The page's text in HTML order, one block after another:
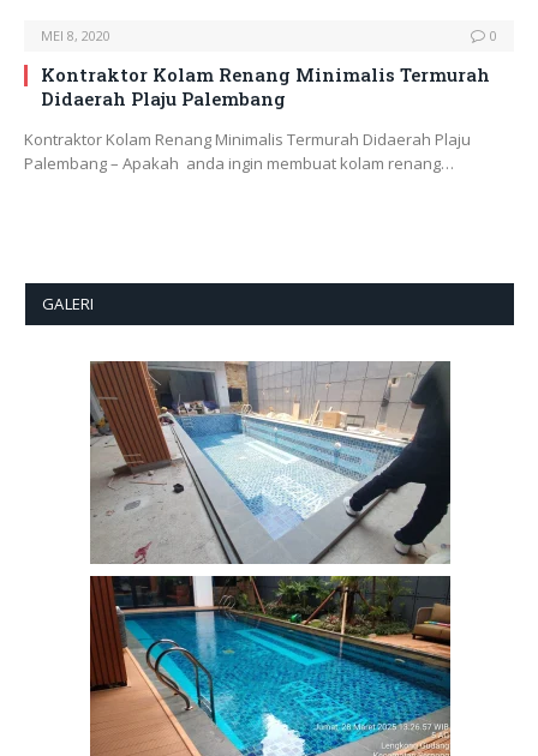
MEI 8, 2020 0
Kontraktor Kolam Renang Minimalis Termurah
Didaerah Plaju Palembang
Kontraktor Kolam Renang Minimalis Termurah Didaerah Plaju
Palembang – Apakah anda ingin membuat kolam renang…
GALERI